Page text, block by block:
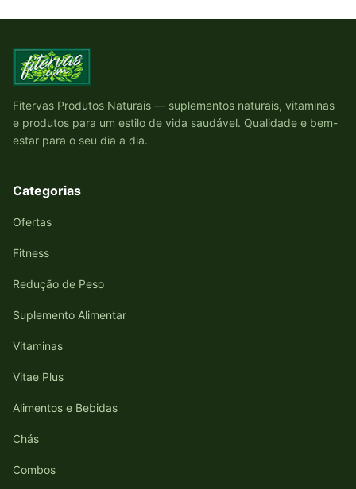
Fitervas Produtos Naturais — suplementos naturais, vitaminas
e produtos para um estilo de vida saudável. Qualidade e bem-
estar para o seu dia a dia.
Categorias
Ofertas
Fitness
Redução de Peso
Suplemento Alimentar
Vitaminas
Vitae Plus
Alimentos e Bebidas
Chás
Combos